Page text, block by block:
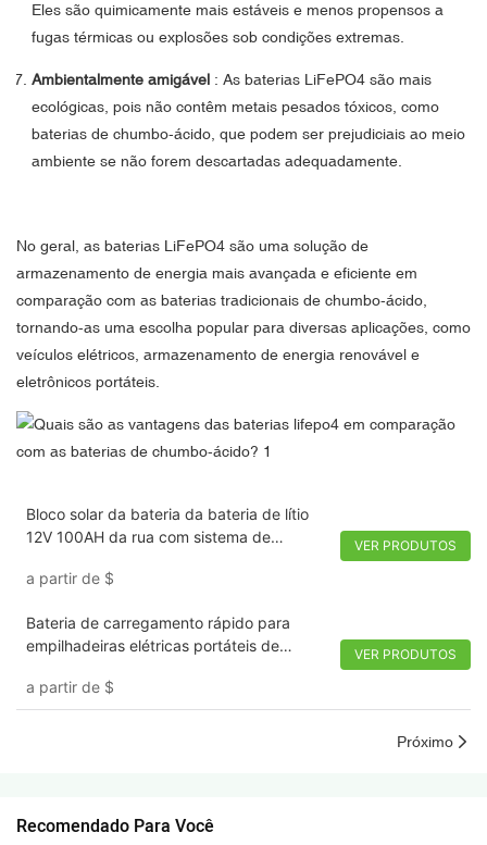
Eles são quimicamente mais estáveis ​​e menos propensos a
fugas térmicas ou explosões sob condições extremas.
Ambientalmente amigável : As baterias LiFePO4 são mais
ecológicas, pois não contêm metais pesados ​​tóxicos, como
baterias de chumbo-ácido, que podem ser prejudiciais ao meio
ambiente se não forem descartadas adequadamente.
No geral, as baterias LiFePO4 são uma solução de
armazenamento de energia mais avançada e eficiente em
comparação com as baterias tradicionais de chumbo-ácido,
tornando-as uma escolha popular para diversas aplicações, como
veículos elétricos, armazenamento de energia renovável e
eletrônicos portáteis.
Bloco solar da bateria da bateria de lítio
12V 100AH ​​da rua com sistema de
a partir de $
VER PRODUTOS
Bateria de carregamento rápido para
empilhadeiras elétricas portáteis de
a partir de $
VER PRODUTOS
Próximo
Recomendado Para Você